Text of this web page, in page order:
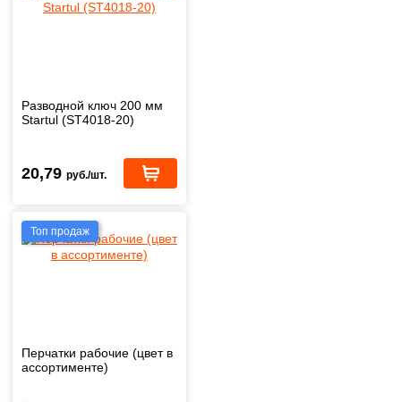
Разводной ключ 200 мм
Startul (ST4018-20)
20,79 руб./шт.
Топ продаж
Перчатки рабочие (цвет в
ассортименте)